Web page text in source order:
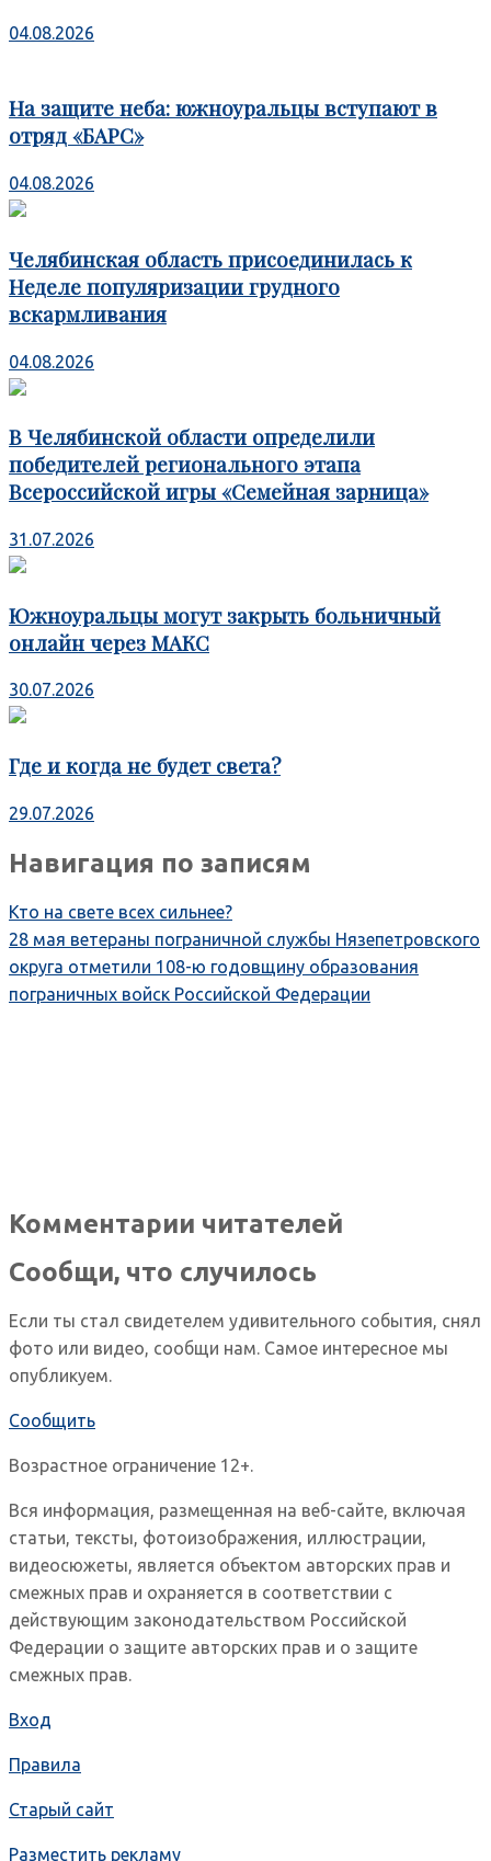
04.08.2026
На защите неба: южноуральцы вступают в
отряд «БАРС»
04.08.2026
Челябинская область присоединилась к
Неделе популяризации грудного
вскармливания
04.08.2026
В Челябинской области определили
победителей регионального этапа
Всероссийской игры «Семейная зарница»
31.07.2026
Южноуральцы могут закрыть больничный
онлайн через МАКС
30.07.2026
Где и когда не будет света?
29.07.2026
Навигация по записям
Кто на свете всех сильнее?
28 мая ветераны пограничной службы Нязепетровского
округа отметили 108-ю годовщину образования
пограничных войск Российской Федерации
Комментарии читателей
Сообщи, что случилось
Если ты стал свидетелем удивительного события, снял
фото или видео, сообщи нам. Самое интересное мы
опубликуем.
Сообщить
Возрастное ограничение 12+.
Вся информация, размещенная на веб-сайте, включая
статьи, тексты, фотоизображения, иллюстрации,
видеосюжеты, является объектом авторских прав и
смежных прав и охраняется в соответствии с
действующим законодательством Российской
Федерации о защите авторских прав и о защите
смежных прав.
Вход
Правила
Старый сайт
Разместить рекламу